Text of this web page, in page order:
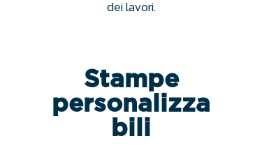
dei lavori.
Stampe
personalizza
bili